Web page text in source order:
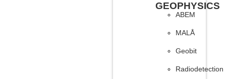
GEOPHYSICS
ABEM
MALÅ
Geobit
Radiodetection